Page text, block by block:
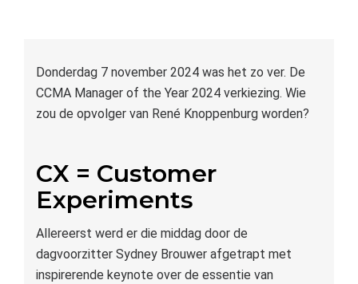
Donderdag 7 november 2024 was het zo ver. De
CCMA Manager of the Year 2024 verkiezing. Wie
zou de opvolger van René Knoppenburg worden?
CX = Customer
Experiments
Allereerst werd er die middag door de
dagvoorzitter Sydney Brouwer afgetrapt met
inspirerende keynote over de essentie van